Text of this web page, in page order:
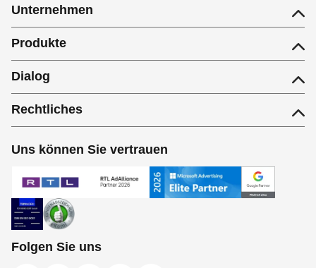
Unternehmen
Produkte
Dialog
Rechtliches
Uns können Sie vertrauen
Folgen Sie uns